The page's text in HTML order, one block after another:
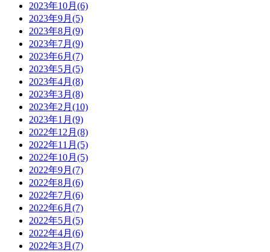
2023年10月(6)
2023年9月(5)
2023年8月(9)
2023年7月(9)
2023年6月(7)
2023年5月(5)
2023年4月(8)
2023年3月(8)
2023年2月(10)
2023年1月(9)
2022年12月(8)
2022年11月(5)
2022年10月(5)
2022年9月(7)
2022年8月(6)
2022年7月(6)
2022年6月(7)
2022年5月(5)
2022年4月(6)
2022年3月(7)